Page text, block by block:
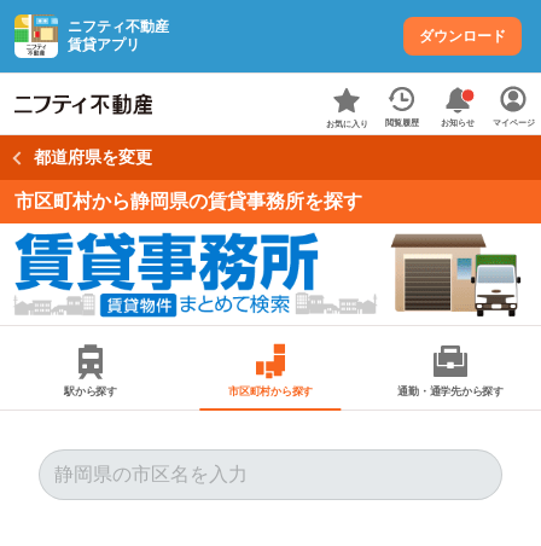
ニフティ不動産
賃貸アプリ
ダウンロード
お気に入り 閲覧履歴 お知らせ マイページ
都道府県を変更
市区町村から静岡県の賃貸事務所を探す
駅から探す 市区町村から探す 通勤・通学先から探す